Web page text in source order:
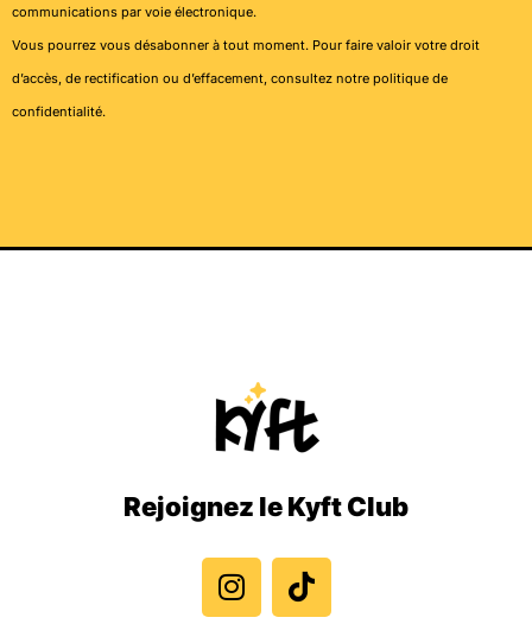
communications par voie électronique.
Vous pourrez vous désabonner à tout moment. Pour faire valoir votre droit
d’accès, de rectification ou d’effacement, consultez notre politique de
confidentialité.
Rejoignez le Kyft Club
n
s
t
i
k
t